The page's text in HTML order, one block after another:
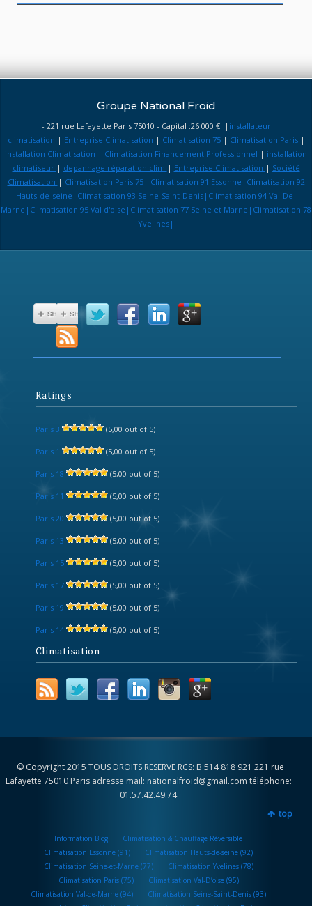
Groupe National Froid
- 221 rue Lafayette Paris 75010 - Capital :26 000 € | installateur
climatisation | Entreprise Climatisation | Climatisation 75| Climatisation Paris|
installation Climatisation | Climatisation Financement Professionnel | installation
climatiseur | depannage réparation clim | Entreprise Climatisation | Société
Climatisation | Climatisation Paris 75 - Climatisation 91 Essonne|Climatisation 92
Hauts-de-seine|Climatisation 93 Seine-Saint-Denis|Climatisation 94 Val-De-
Marne|Climatisation 95 Val d'oise|Climatisation 77 Seine et Marne|Climatisation 78
Yvelines|
Ratings
Paris 3 (5,00 out of 5)
Paris 1 (5,00 out of 5)
Paris 18 (5,00 out of 5)
Paris 11 (5,00 out of 5)
Paris 20 (5,00 out of 5)
Paris 13 (5,00 out of 5)
Paris 15 (5,00 out of 5)
Paris 17 (5,00 out of 5)
Paris 19 (5,00 out of 5)
Paris 14 (5,00 out of 5)
Climatisation
© Copyright 2015 TOUS DROITS RESERVE RCS: B 514 818 921 221 rue
Lafayette 75010 Paris adresse mail: nationalfroid@gmail.com téléphone:
01.57.42.49.74
top
Information Blog
Climatisation & Chauffage Réversible
Climatisation Essonne (91)
Climatisation Hauts-de-seine (92)
Climatisation Seine-et-Marne (77)
Climatisation Yvelines (78)
Climatisation Paris (75)
Climatisation Val-D’oise (95)
Climatisation Val-de-Marne (94)
Climatisation Seine-Saint-Denis (93)